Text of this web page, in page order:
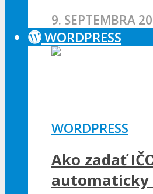
9. SEPTEMBRA
WORDPRESS
WORDPRESS
Ako zadať